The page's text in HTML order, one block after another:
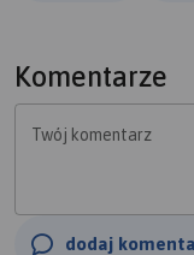
Komentarze
Twój komentarz
dodaj